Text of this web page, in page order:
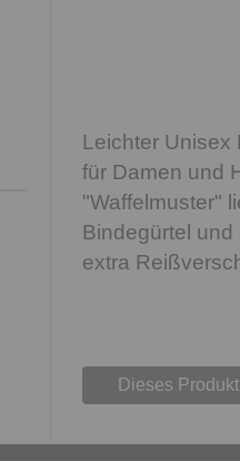
Leichter Unisex
für Damen und
"Waffelmuster"
Bindegürtel und
extra
Dieses